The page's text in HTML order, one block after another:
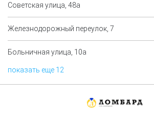
Советская улица, 48а
Железнодорожный переулок, 7
Больничная улица, 10а
показать еще 12